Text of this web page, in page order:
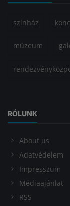
színház
múzeum
RÓLUNK
About us
Adatvédelem
Impresszum
Médiaajánlat
RSS